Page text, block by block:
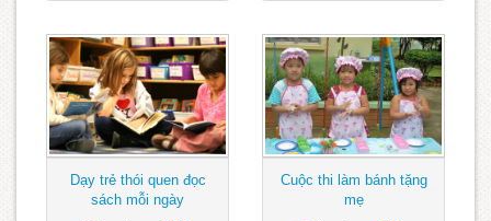
Dạy trẻ thói quen đọc
sách mỗi ngày
Cuộc thi làm bánh tặng
mẹ